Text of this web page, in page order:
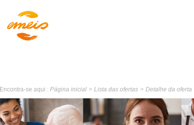
Encontra-se aqui : Página inicial Lista das ofertas Detalhe da oferta